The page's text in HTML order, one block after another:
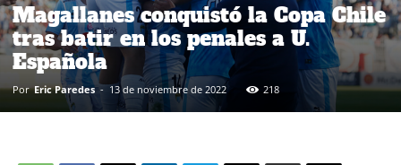
Magallanes conquistó la Copa Chile
tras batir en los penales a U.
Española
Por Eric Paredes - 13 de noviembre de 2022 218